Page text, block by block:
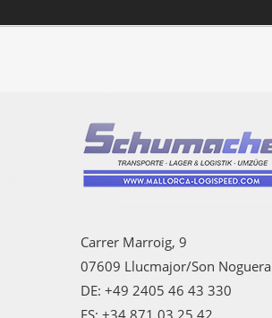
Carrer Marroig, 9
07609 Llucmajor/Son Noguera
DE: +49 2405 46 43 330
ES: +34 871 03 25 42